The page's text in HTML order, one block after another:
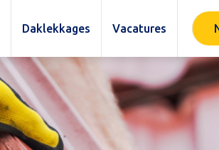
Daklekkages Vacatures